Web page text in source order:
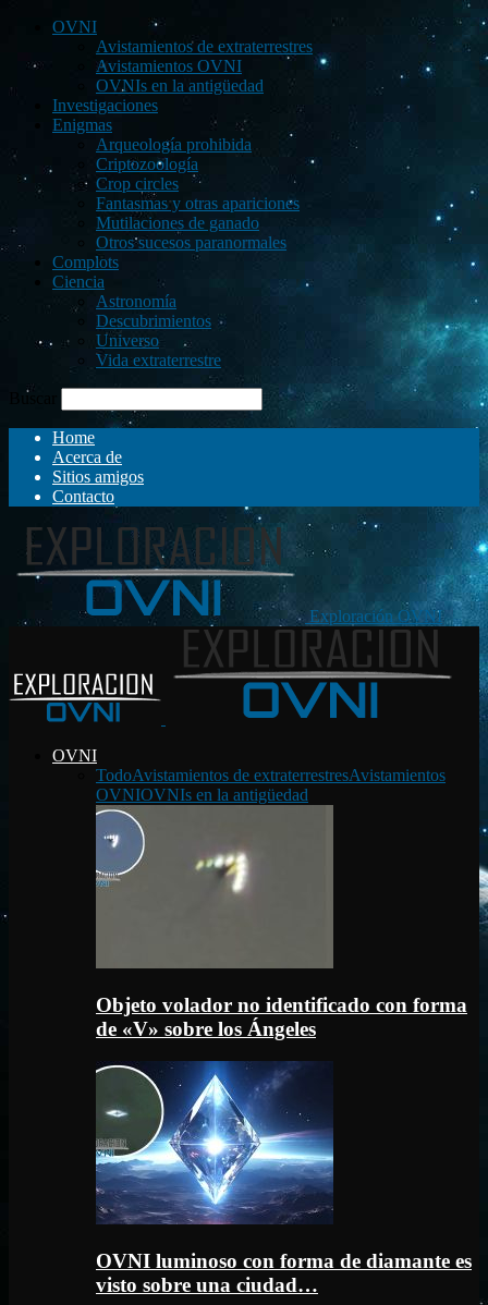
OVNI
Avistamientos de extraterrestres
Avistamientos OVNI
OVNIs en la antigüedad
Investigaciones
Enigmas
Arqueología prohibida
Criptozoología
Crop circles
Fantasmas y otras apariciones
Mutilaciones de ganado
Otros sucesos paranormales
Complots
Ciencia
Astronomía
Descubrimientos
Universo
Vida extraterrestre
Buscar
Home
Acerca de
Sitios amigos
Contacto
Exploración OVNI
OVNI
TodoAvistamientos de extraterrestresAvistamientos
OVNIOVNIs en la antigüedad
Objeto volador no identificado con forma
de «V» sobre los Ángeles
OVNI luminoso con forma de diamante es
visto sobre una ciudad…